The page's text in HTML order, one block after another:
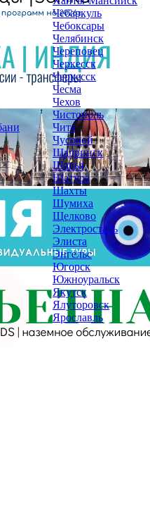
Чебаркуль
Чебоксары
Челябинск
Череповец
Черкесск
Черкесск
Чесма
Чехов
Чистополь
Чита
Чусовой
Шадринск
Шарья
Шатура
Шахты
Шумиха
Щелково
Электросталь
Элиста
Энгельс
Югорск
Южноуральск
Якутск
Ялуторовск
Ярославль